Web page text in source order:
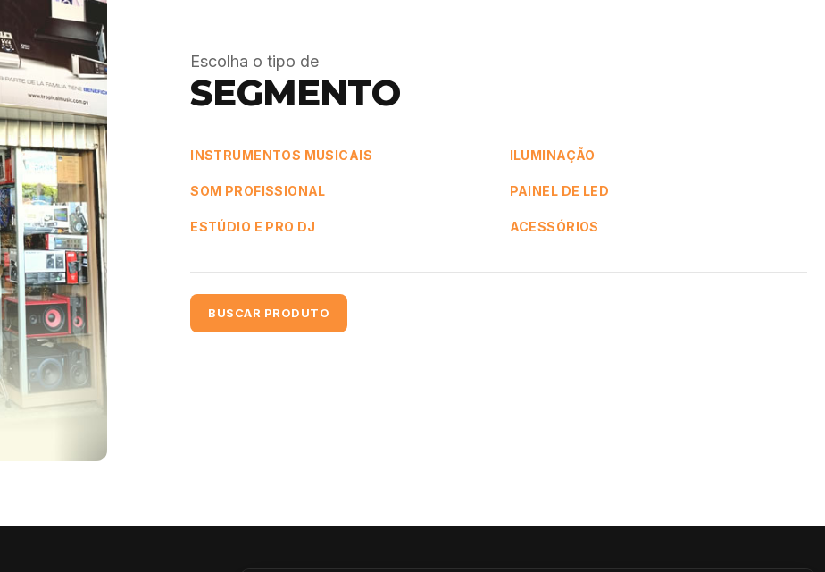
Escolha o tipo de
SEGMENTO
INSTRUMENTOS MUSICAIS ILUMINAÇÃO
SOM PROFISSIONAL PAINEL DE LED
ESTÚDIO E PRO DJ ACESSÓRIOS
BUSCAR PRODUTO